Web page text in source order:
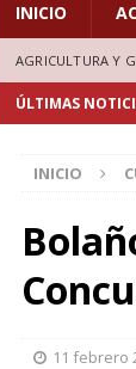
INICIO
AGRICULTURA Y
ÚLTIMAS
INICIO
11 febrero